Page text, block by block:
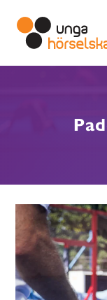
main
content